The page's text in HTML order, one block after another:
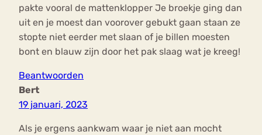
pakte vooral de mattenklopper Je broekje ging dan
uit en je moest dan voorover gebukt gaan staan ze
stopte niet eerder met slaan of je billen moesten
bont en blauw zijn door het pak slaag wat je kreeg!
Beantwoorden
Bert
19 januari, 2023
Als je ergens aankwam waar je niet aan mocht